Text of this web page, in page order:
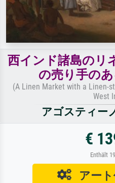
西インド諸島のリ
の売り手の
(A Linen Market with a Linen-
West
アゴスティー
€
Enthält
アー